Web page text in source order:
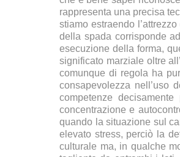
rappresenta una precisa
stiamo estraendo
della spada corrisponde
esecuzione della forma,
significato marziale oltre
comunque di regola ha
consapevolezza nell’uso
competenze
concentrazione e
quando la situazione sul
elevato stress, perciò la
culturale ma, in qualche